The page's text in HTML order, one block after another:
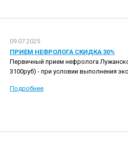
09.07.2025
ПРИЕМ НЕФРОЛОГА СКИДКА 30%
Первичный прием нефролога
3100руб) - при условии выполнения
Подробнее